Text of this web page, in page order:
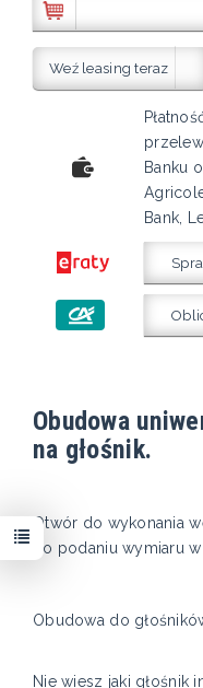
Weź leasing teraz
Banku
Bank,
Obudowa
na głośnik.
Otwór do wykonania
po podaniu wymiaru
Obudowa do
Nie wiesz jaki głośnik